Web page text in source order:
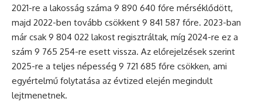
2021-re a lakosság száma 9 890 640 főre mérséklődött,
majd 2022-ben tovább csökkent 9 841 587 főre. 2023-ban
már csak 9 804 022 lakost regisztráltak, míg 2024-re ez a
szám 9 765 254-re esett vissza. Az előrejelzések szerint
2025-re a teljes népesség 9 721 685 főre csökken, ami
egyértelmű folytatása az évtized elején megindult
lejtmenetnek.